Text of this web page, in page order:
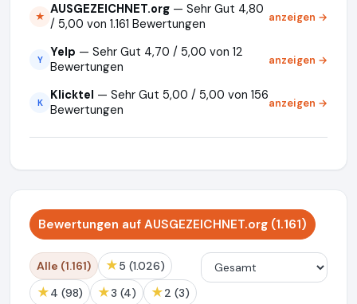
★ AUSGEZEICHNET.org — Sehr Gut 4,80
/ 5,00 von 1.161 Bewertungen
anzeigen →
Y Yelp — Sehr Gut 4,70 / 5,00 von 12
Bewertungen
anzeigen →
K Klicktel — Sehr Gut 5,00 / 5,00 von 156
Bewertungen
anzeigen →
Bewertungen auf AUSGEZEICHNET.org (1.161)
Alle (1.161) ★ 5 (1.026)
★ 4 (98) ★ 3 (4) ★ 2 (3)